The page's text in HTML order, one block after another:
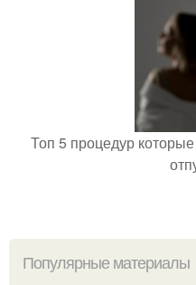
Топ 5 процедур
Популярные материалы